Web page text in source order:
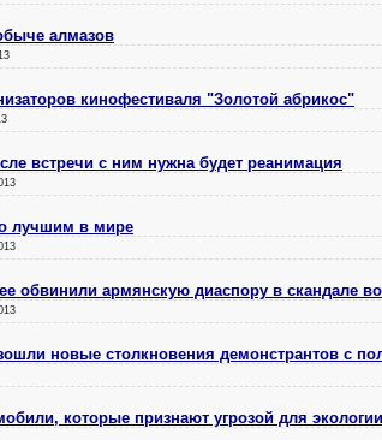
алмазов
кинофестиваля "Золотой абрикос"
встречи с ним нужна будет реанимация
лучшим в мире
обвинили армянскую диаспору в скандале
новые столкновения демонстрантов с
которые признают угрозой для экологии